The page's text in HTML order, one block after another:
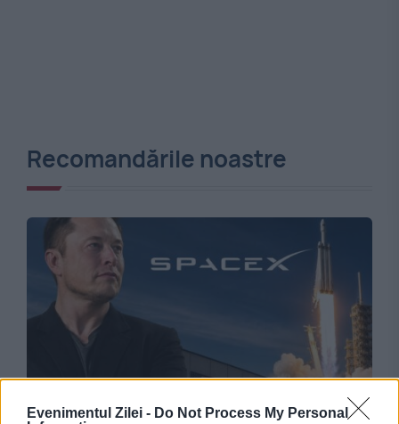
Evenimentul Zilei - Do Not Process My Personal
Recomandările noastre